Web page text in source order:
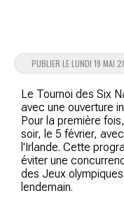
PUBLIER LE LUNDI 19 MAI
Le Tournoi des Six
avec une ouverture
Pour la première
soir, le 5 février,
l'Irlande. Cette
éviter une
des Jeux
lendemain.